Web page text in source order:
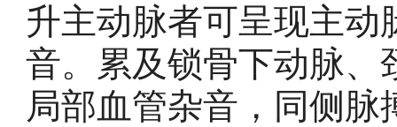
升主动脉者可呈现主
音。累及锁骨下动脉、
局部血管杂音，同侧